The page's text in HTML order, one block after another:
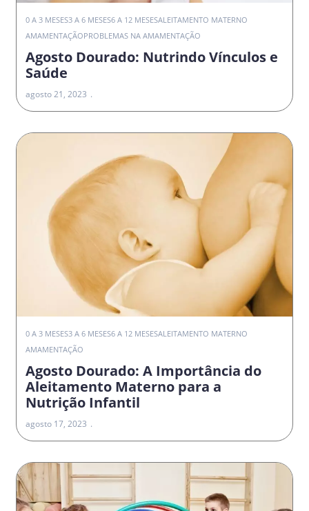
0 A 3 MESES3 A 6 MESES6 A 12 MESESALEITAMENTO MATERNO
AMAMENTAÇÃOPROBLEMAS NA AMAMENTAÇÃO
Agosto Dourado: Nutrindo Vínculos e
Saúde
agosto 21, 2023
0 A 3 MESES3 A 6 MESES6 A 12 MESESALEITAMENTO MATERNO
AMAMENTAÇÃO
Agosto Dourado: A Importância do
Aleitamento Materno para a
Nutrição Infantil
agosto 17, 2023